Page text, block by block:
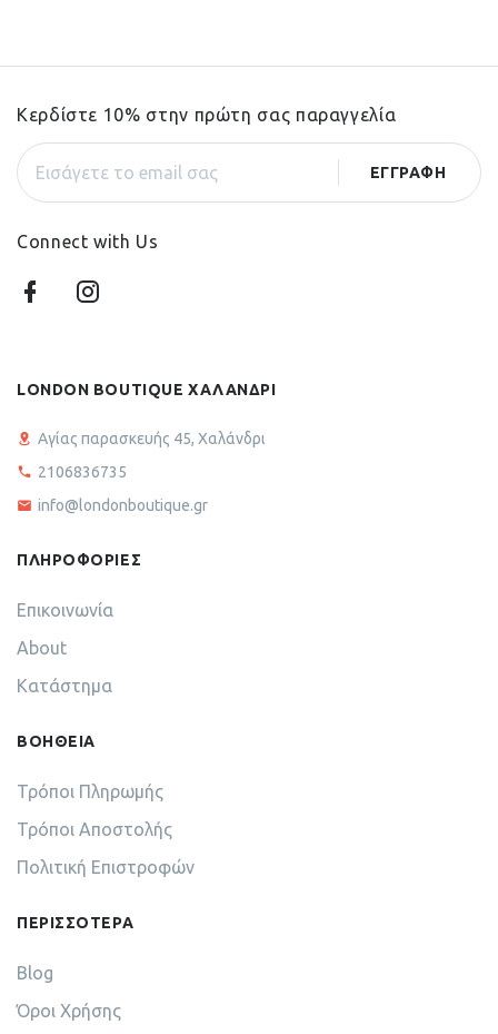
Κερδίστε 10% στην πρώτη σας παραγγελία
Connect with Us
LONDON BOUTIQUE ΧΑΛΑΝΔΡΙ
Αγίας παρασκευής 45, Χαλάνδρι
2106836735
info@londonboutique.gr
ΠΛΗΡΟΦΟΡΙΕΣ
Επικοινωνία
About
Κατάστημα
ΒΟΗΘΕΙΑ
Τρόποι Πληρωμής
Τρόποι Αποστολής
Πολιτική Επιστροφών
ΠΕΡΙΣΣΟΤΕΡΑ
Blog
Όροι Χρήσης